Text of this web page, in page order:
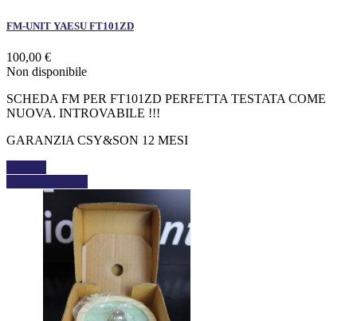
FM-UNIT YAESU FT101ZD
100,00 €
Non disponibile
SCHEDA FM PER FT101ZD PERFETTA TESTATA COME
NUOVA. INTROVABILE !!!
GARANZIA CSY&SON 12 MESI